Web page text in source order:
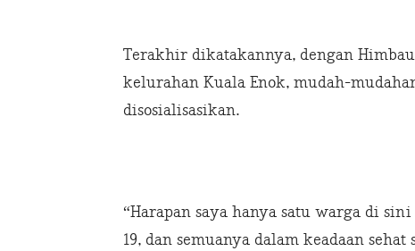
Terakhir dikatakannya, dengan
kelurahan Kuala Enok, mudah-
disosialisasikan.
“Harapan saya hanya satu warga di
19, dan semuanya dalam keadaan